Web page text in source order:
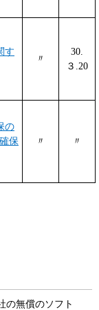
す
〃
30.
３.20
の
保
〃 〃
の無償のソフト